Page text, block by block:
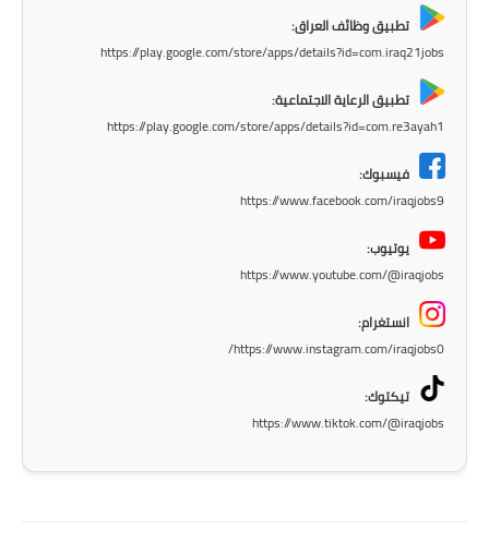
ملازم دراسية
تطبيق وظائف العراق:
https://play.google.com/store/apps/details?id=com.iraq21jobs
تطبيق الرعاية الاجتماعية:
https://play.google.com/store/apps/details?id=com.re3ayah1
فيسبوك:
https://www.facebook.com/iraqjobs9
يوتيوب:
https://www.youtube.com/@iraqjobs
انستغرام:
https://www.instagram.com/iraqjobs0/
تيكتوك:
https://www.tiktok.com/@iraqjobs